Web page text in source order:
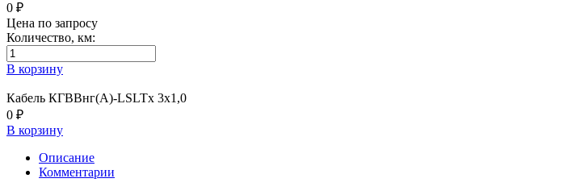
0 ₽
Цена по запросу
Количество, км:
В корзину
Кабель КГВВнг(А)-LSLTx 3х1,0
0 ₽
В корзину
Описание
Комментарии